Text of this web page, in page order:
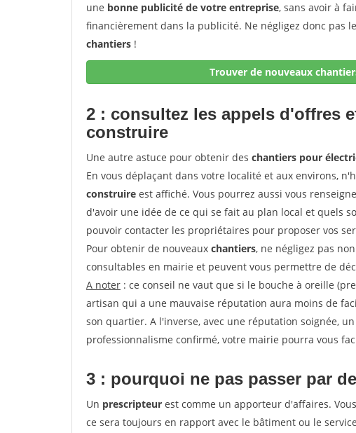
une bonne publicité de votre entreprise, sans avoir à
financièrement dans la publicité. Ne négligez donc pas
chantiers !
Trouver de nouveaux
2 : consultez les appels d'offres
construire
Une autre astuce pour obtenir des chantiers pour
En vous déplaçant dans votre localité et aux environs,
construire est affiché. Vous pourrez aussi vous
d'avoir une idée de ce qui se fait au plan local et quels
pouvoir contacter les propriétaires pour proposer vos
Pour obtenir de nouveaux chantiers, ne négligez pas
consultables en mairie et peuvent vous permettre de
A noter : ce conseil ne vaut que si le bouche à oreille
artisan qui a une mauvaise réputation aura moins de
son quartier. A l'inverse, avec une réputation soignée,
professionnalisme confirmé, votre mairie pourra vous
3 : pourquoi ne pas passer par
Un prescripteur est comme un apporteur d'affaires.
ce sera toujours en rapport avec le bâtiment ou le